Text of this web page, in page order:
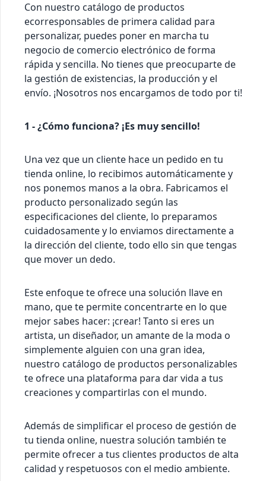
Con nuestro catálogo de productos
ecorresponsables de primera calidad para
personalizar, puedes poner en marcha tu
negocio de comercio electrónico de forma
rápida y sencilla. No tienes que preocuparte de
la gestión de existencias, la producción y el
envío. ¡Nosotros nos encargamos de todo por ti!
1 - ¿Cómo funciona? ¡Es muy sencillo!
Una vez que un cliente hace un pedido en tu
tienda online, lo recibimos automáticamente y
nos ponemos manos a la obra. Fabricamos el
producto personalizado según las
especificaciones del cliente, lo preparamos
cuidadosamente y lo enviamos directamente a
la dirección del cliente, todo ello sin que tengas
que mover un dedo.
Este enfoque te ofrece una solución llave en
mano, que te permite concentrarte en lo que
mejor sabes hacer: ¡crear! Tanto si eres un
artista, un diseñador, un amante de la moda o
simplemente alguien con una gran idea,
nuestro catálogo de productos personalizables
te ofrece una plataforma para dar vida a tus
creaciones y compartirlas con el mundo.
Además de simplificar el proceso de gestión de
tu tienda online, nuestra solución también te
permite ofrecer a tus clientes productos de alta
calidad y respetuosos con el medio ambiente.